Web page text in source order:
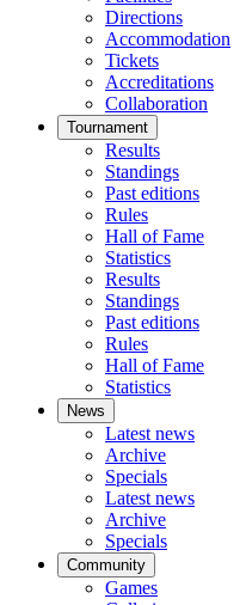
Directions
Accommodation
Tickets
Accreditations
Collaboration
Tournament
Results
Standings
Past editions
Rules
Hall of Fame
Statistics
Results
Standings
Past editions
Rules
Hall of Fame
Statistics
News
Latest news
Archive
Specials
Latest news
Archive
Specials
Community
Games